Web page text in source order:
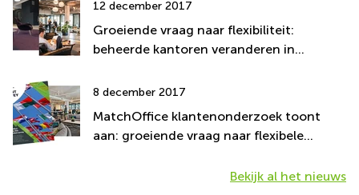
12 december 2017
Groeiende vraag naar flexibiliteit:
beheerde kantoren veranderen in
8 december 2017
MatchOffice klantenonderzoek toont
aan: groeiende vraag naar flexibele
Bekijk al het nieuws